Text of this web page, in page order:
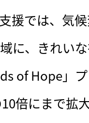
援では、気
に、きれい
of Hope」
倍にまで拡